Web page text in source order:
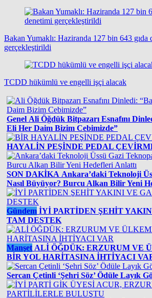
Bakan Yumaklı: Haziranda 127 bin 643 gıda
gerçekleştirildi
TCDD hükümlü ve engelli işçi alacak
Genel Ali Öğdük Bitpazarı Esnafını
Eli Her Daim Bizim Cebimizde”
HAYALİN PEŞİNDE PEDAL
SON DAKİKA Ankara’daki Teknoloji
Nasıl Büyüyor? Burcu Alkan Bilir Yeni
Gündem İYİ PARTİDEN ŞEHİT
TAM DESTEK
Manşet ALİ ÖĞDÜK: ERZURUM VE
BİR YOL HARİTASINA İHTİYACI
Sercan Çetinli ‘Şehri Söz’ Ödüle Layık